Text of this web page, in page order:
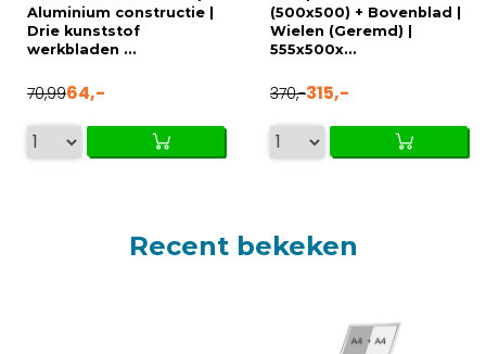
Aluminium constructie |
Drie kunststof
werkbladen ...
70,9964,-
(500x500) + Bovenblad |
Wielen (Geremd) |
555x500x...
370,-315,-
Recent bekeken